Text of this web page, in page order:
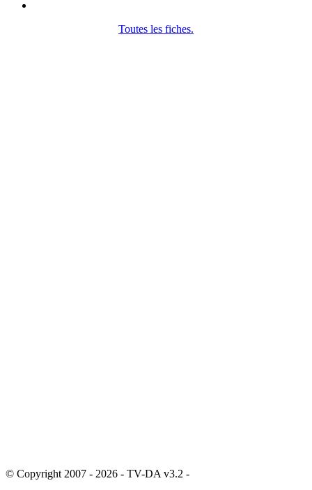
Toutes les fiches.
© Copyright 2007 - 2026 - TV-DA v3.2 -